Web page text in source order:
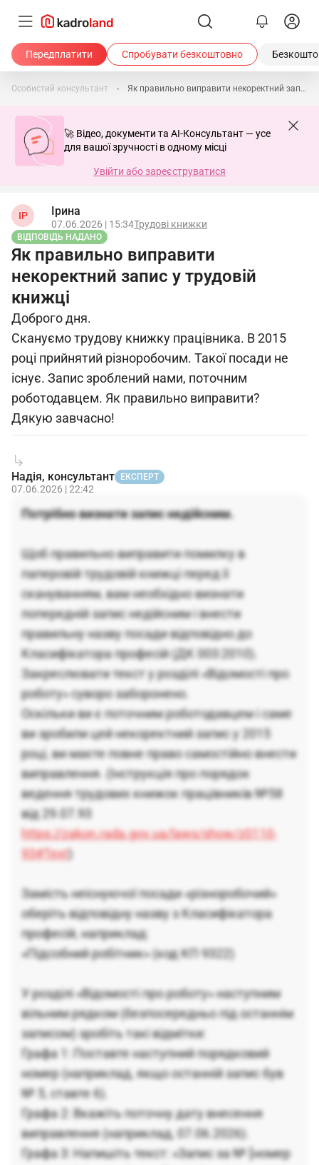
Передплатити Спробувати безкоштовно
Особистий консультант Як правильно виправити некоректний запис у трудовій книжці
🚀 Відео, документи та AI-Консультант — усе
для вашої зручності в одному місці
Увійти або зареєструватися
ІР Ірина
07.06.2026 | 15:34Трудові книжки
ВІДПОВІДЬ НАДАНО
Як правильно виправити
некоректний запис у трудовій
книжці
Доброго дня.
Скануємо трудову книжку працівника. В 2015
році прийнятий різноробочим. Такої посади не
існує. Запис зроблений нами, поточним
роботодавцем. Як правильно виправити?
Дякую завчасно!
Надія, консультант ЕКСПЕРТ
07.06.2026 | 22:42
Потрібно визнати запис недійсним.
Щоб правильно виправити помилку в
паперовій трудовій книжці перед її
скануванням, вам необхідно визнати
попередній запис недійсним і внести
правильну назву посади відповідно до
Класифікатора професій (ДК 003:2010).
Закреслювати текст у розділі «Відомості про
роботу» суворо заборонено.
Оскільки ви є поточним роботодавцем і саме
ви зробили цей некоректний запис у 2015
році, ви маєте повне право самостійно внести
виправлення. (Інструкція про порядок
ведення трудових книжок працівників №58
від 29.07.93
https://zakon.rada.gov.ua/laws/show/z0110-
93#Text)
Замість неіснуючої посади «різноробочий»
оберіть відповідну назву з Класифікатора
професій, наприклад:
«Підсобний робітник» (код КП 9322)
У розділі «Відомості про роботу» наступним
вільним рядком (безпосередньо під останнім
записом) зробіть такі відмітки:
Графа 1: Поставте наступний порядковий
номер (наприклад, якщо останній запис був
№ 5, ставте 6).
Графа 2: Вкажіть поточну дату внесення
виправлення (наприклад, 07.06.2026).
Графа 3: Напишіть текст: «Запис за № [номер